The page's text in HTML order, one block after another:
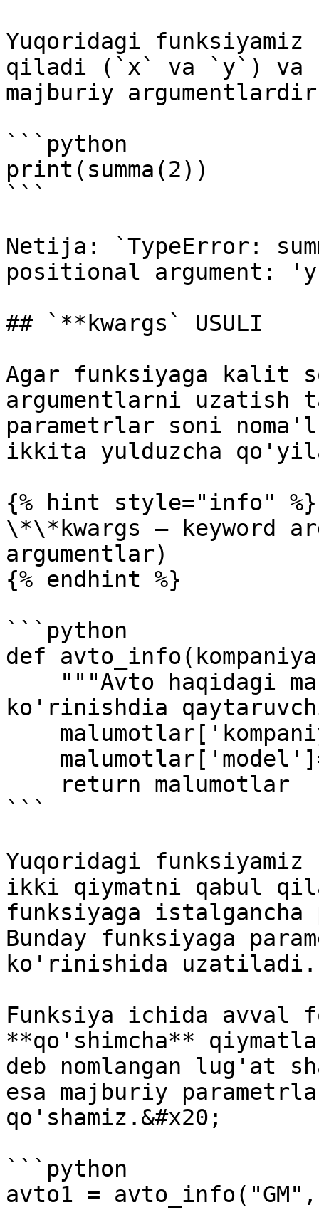
Yuqoridagi funksiyamiz
qiladi (`x` va `y`) va
majburiy
```python
print(summa(2))
```
Netija: `TypeError:
positional argument:
## `**kwargs` USULI
Agar funksiyaga kalit
argumentlarni uzatish
parametrlar soni
ikkita yulduzcha
{% hint style="info" %}
\*\*kwargs — keyword
argumentlar)
{% endhint %}
```python
def
ko'rinishdia
```
Yuqoridagi funksiyamiz
ikki qiymatni qabul
funksiyaga istalgancha
Bunday funksiyaga
ko'rinishida uzatiladi.
Funksiya ichida avval
**qo'shimcha**
deb nomlangan lug'at
esa majburiy
qo'shamiz.&#x20;
```python
avto1 =